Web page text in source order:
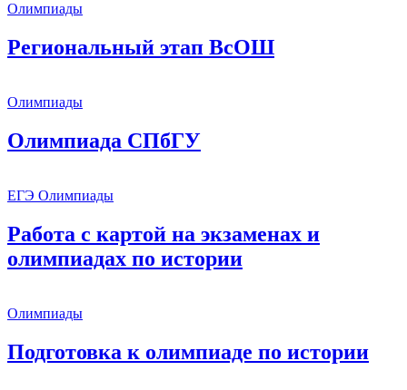
Олимпиады
Региональный этап ВсОШ
Олимпиады
Олимпиада СПбГУ
ЕГЭ Олимпиады
Работа с картой на экзаменах и
олимпиадах по истории
Олимпиады
Подготовка к олимпиаде по истории